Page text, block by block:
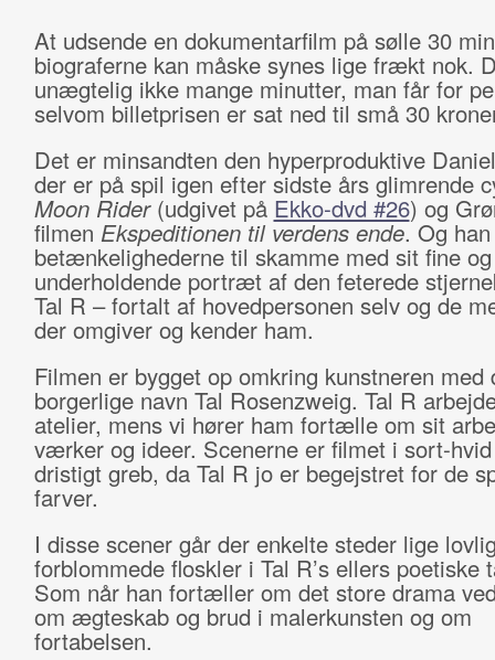
At udsende en dokumentarfilm på sølle 30
biograferne kan måske synes lige frækt nok.
unægtelig ikke mange minutter, man får for
selvom billetprisen er sat ned til små 30
Det er minsandten den hyperproduktive
der er på spil igen efter sidste års glimrende
Moon Rider(udgivet på Ekko-dvd #26) og
filmen Ekspeditionen til verdens ende. Og
betænkelighederne til skamme med sit fine og
underholdende portræt af den feterede
Tal R – fortalt af hovedpersonen selv og de
der omgiver og kender ham.
Filmen er bygget op omkring kunstneren med
borgerlige navn Tal Rosenzweig. Tal R
atelier, mens vi hører ham fortælle om sit
værker og ideer. Scenerne er filmet i sort-
dristigt greb, da Tal R jo er begejstret for de
farver.
I disse scener går der enkelte steder lige
forblommede floskler i Tal R’s ellers poetiske
Som når han fortæller om det store drama
om ægteskab og brud i malerkunsten og om
fortabelsen.